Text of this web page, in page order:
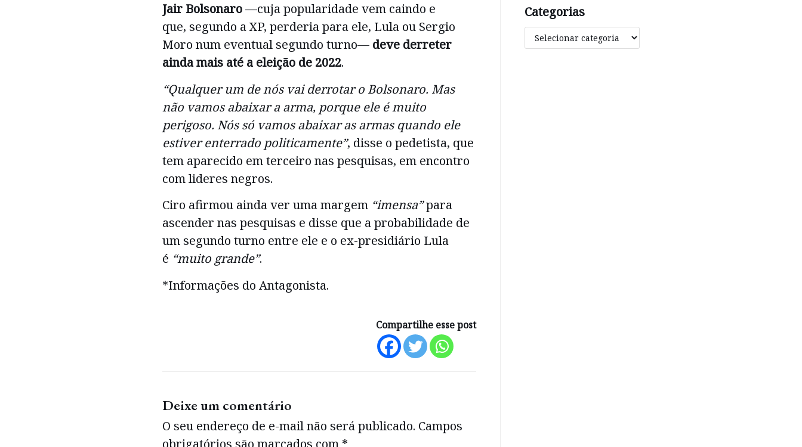
Jair Bolsonaro—cuja popularidade vem caindo e
que, segundo a XP, perderia para ele, Lula ou Sergio
Moro num eventual segundo turno— deve derreter
ainda mais até a eleição de 2022.
“Qualquer um de nós vai derrotar o Bolsonaro. Mas
não vamos abaixar a arma, porque ele é muito
perigoso. Nós só vamos abaixar as armas quando ele
estiver enterrado politicamente”, disse o pedetista, que
tem aparecido em terceiro nas pesquisas, em encontro
com lideres negros.
Ciro afirmou ainda ver uma margem “imensa”para
ascender nas pesquisas e disse que a probabilidade de
um segundo turno entre ele e o ex-presidiário Lula
é “muito grande”.
*Informações do Antagonista.
Compartilhe esse post
Deixe um comentário
O seu endereço de e-mail não será publicado. Campos
obrigatórios são marcados com *
Categorias